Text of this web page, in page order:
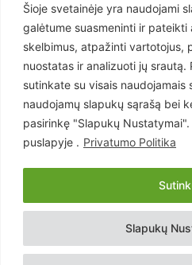
Šioje svetainėje yra naudojami
galėtume suasmeninti ir pateikti
skelbimus, atpažinti vartotojus,
nuostatas ir analizuoti jų srautą.
sutinkate su visais naudojamais
naudojamų slapukų sąrašą bei
pasirinkę "Slapukų
puslapyje . Privatumo Politika
Slapukų
Teisėsauga
Aktualu
Lietuva
Pasaulis
Статьи на русском
Articles in english
Copyright © 2026 UAB
Kontaktai Prenumerata Privatumo